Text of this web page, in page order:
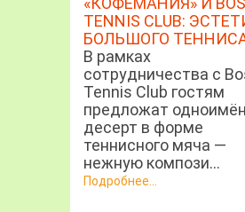
TENNIS CLUB:
БОЛЬШОГО
В рамках
сотрудничества с
Tennis Club гостям
предложат
десерт в форме
теннисного мяча —
нежную компози...
Подробнее...